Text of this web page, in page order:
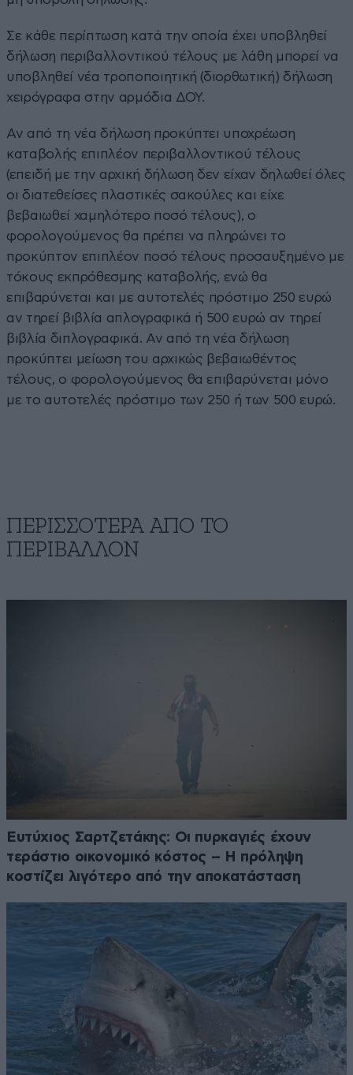
Σε κάθε περίπτωση κατά την οποία έχει υποβληθεί
δήλωση περιβαλλοντικού τέλους με λάθη μπορεί να
υποβληθεί νέα τροποποιητική (διορθωτική) δήλωση
χειρόγραφα στην αρμόδια ΔΟΥ.
Αν από τη νέα δήλωση προκύπτει υποχρέωση
καταβολής επιπλέον περιβαλλοντικού τέλους
(επειδή με την αρχική δήλωση δεν είχαν δηλωθεί όλες
οι διατεθείσες πλαστικές σακούλες και είχε
βεβαιωθεί χαμηλότερο ποσό τέλους), ο
φορολογούμενος θα πρέπει να πληρώνει το
προκύπτον επιπλέον ποσό τέλους προσαυξημένο με
τόκους εκπρόθεσμης καταβολής, ενώ θα
επιβαρύνεται και με αυτοτελές πρόστιμο 250 ευρώ
αν τηρεί βιβλία απλογραφικά ή 500 ευρώ αν τηρεί
βιβλία διπλογραφικά. Αν από τη νέα δήλωση
προκύπτει μείωση του αρχικώς βεβαιωθέντος
τέλους, ο φορολογούμενος θα επιβαρύνεται μόνο
με το αυτοτελές πρόστιμο των 250 ή των 500 ευρώ.
ΠΕΡΙΣΣΟΤΕΡΑ ΑΠΟ ΤΟ
ΠΕΡΙΒΑΛΛΟΝ
Ευτύχιος Σαρτζετάκης: Οι πυρκαγιές έχουν
τεράστιο οικονομικό κόστος – Η πρόληψη
κοστίζει λιγότερο από την αποκατάσταση